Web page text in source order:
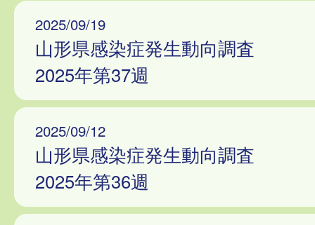
2025/09/19
山形県感染症発生動向調査
2025年第37週
2025/09/12
山形県感染症発生動向調査
2025年第36週